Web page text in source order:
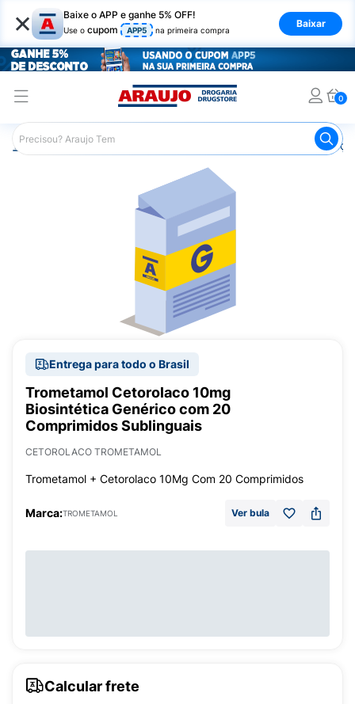
× Baixe o APP e ganhe 5% OFF!
Use o cupom APP5 na primeira compra
Baixar
0
Araujo Medicamentos Remédios para Alergias e
Entrega para todo o Brasil
Trometamol Cetorolaco 10mg
Biosintética Genérico com 20
Comprimidos Sublinguais
CETOROLACO TROMETAMOL
Trometamol + Cetorolaco 10Mg Com 20 Comprimidos
Marca:TROMETAMOL Ver bula
Calcular frete